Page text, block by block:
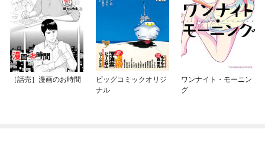
［話売］漫画のお時間
ビッグコミックオリジ
ナル
ワンナイト・モーニン
グ